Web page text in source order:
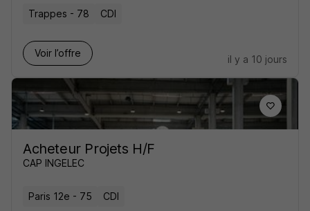
Trappes - 78 CDI
Voir l’offre
il y a 10 jours
Acheteur Projets H/F
CAP INGELEC
Paris 12e - 75 CDI